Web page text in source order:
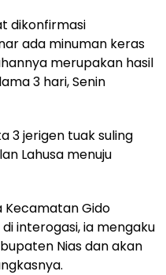
dikonfirmasi
ada minuman keras
merupakan hasil
3 hari, Senin
3 jerigen tuak suling
Lahusa menuju
Kecamatan Gido
interogasi, ia mengaku
Nias dan akan